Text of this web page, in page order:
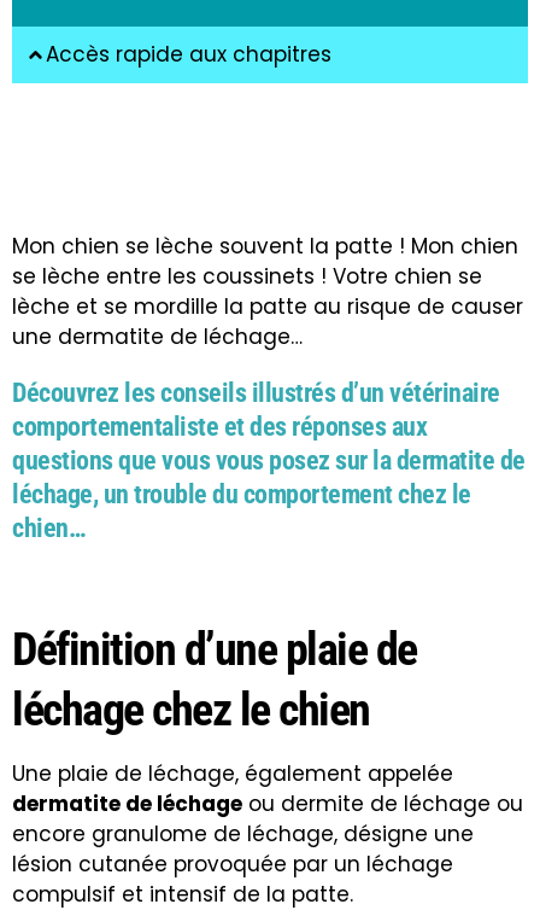
Accès rapide aux chapitres
Mon chien se lèche souvent la patte ! Mon chien
se lèche entre les coussinets ! Votre chien se
lèche et se mordille la patte au risque de causer
une dermatite de léchage…
Découvrez les conseils illustrés d’un vétérinaire
comportementaliste et des réponses aux
questions que vous vous posez sur la dermatite de
léchage, un trouble du comportement chez le
chien…
Définition d’une plaie de
léchage chez le chien
Une plaie de léchage, également appelée
dermatite de léchage ou dermite de léchage ou
encore granulome de léchage, désigne une
lésion cutanée provoquée par un léchage
compulsif et intensif de la patte.